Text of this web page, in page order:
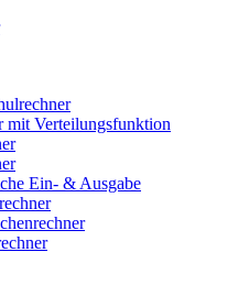
mit Verteilungsfunktion
Ein- & Ausgabe